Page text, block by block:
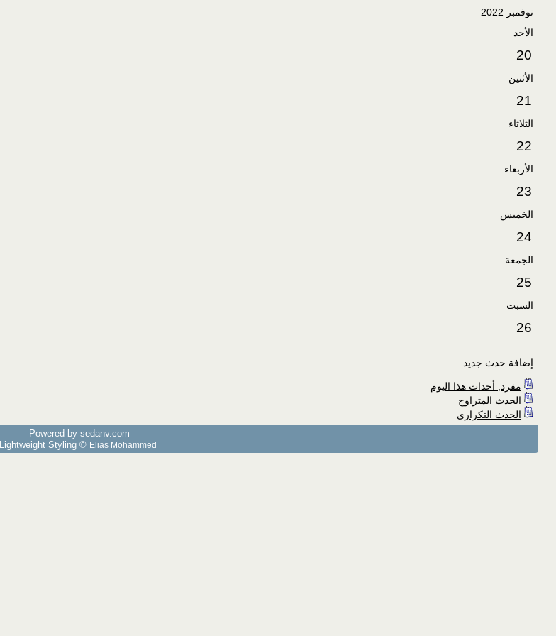
نوفمبر 2022
الأحد
20
الأثنين
21
الثلاثاء
22
الأربعاء
23
الخميس
24
الجمعة
25
السبت
26
إضافة حدث جديد
مفرد, أحداث هذا اليوم
الحدث المتراوح
الحدث التكراري
Powered by sedany.com
Lightweight Styling © Elias Mohammed